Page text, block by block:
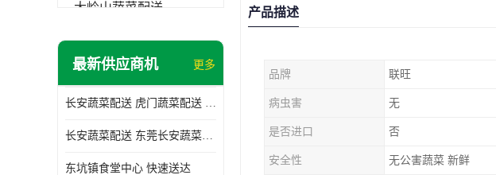
大岭山蔬菜配送
长安蔬菜配送
最新供应商机 更多
长安蔬菜配送 虎门蔬菜配送 厚街蔬菜配送 大朗蔬菜配送
长安蔬菜配送 东莞长安蔬菜配送哪家好
东坑镇食堂中心 快速送达
产品描述
品牌 联旺
病虫害 无
是否进口 否
安全性 无公害蔬菜 新鲜